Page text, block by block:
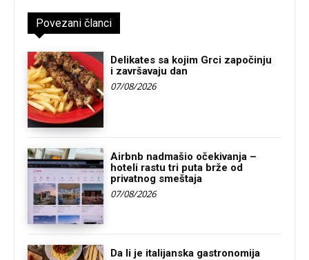
Povezani članci
Delikates sa kojim Grci započinju
i završavaju dan
07/08/2026
Airbnb nadmašio očekivanja –
hoteli rastu tri puta brže od
privatnog smeštaja
07/08/2026
Da li je italijanska gastronomija